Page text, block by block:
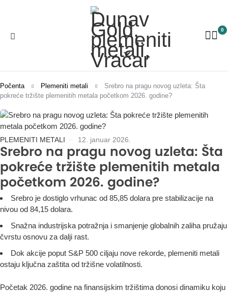
0
Počenta Plemeniti metali
Srebro na pragu novog uzleta: Šta
pokreće tržište plemenitih metala početkom 2026. godine?
PLEMENITI METALI 12. januar 2026.
Srebro na pragu novog uzleta: Šta
pokreće tržište plemenitih metala
početkom 2026. godine?
Srebro je dostiglo vrhunac od 85,85 dolara pre stabilizacije na
nivou od 84,15 dolara.
Snažna industrijska potražnja i smanjenje globalnih zaliha pružaju
čvrstu osnovu za dalji rast.
Dok akcije poput S&P 500 ciljaju nove rekorde, plemeniti metali
ostaju ključna zaštita od tržišne volatilnosti.
Početak 2026. godine na finansijskim tržištima donosi dinamiku koju